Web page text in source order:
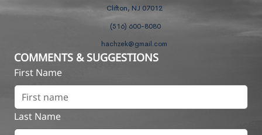
Clifton, NJ 07012
(516) 600-8080
hachzek@gmail.com
COMMENTS & SUGGESTIONS
First Name
Last Name